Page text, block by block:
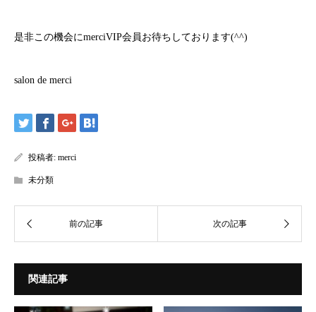
是非この機会にmerciVIP会員お待ちしております(^^)
salon de merci
投稿者: merci
未分類
関連記事